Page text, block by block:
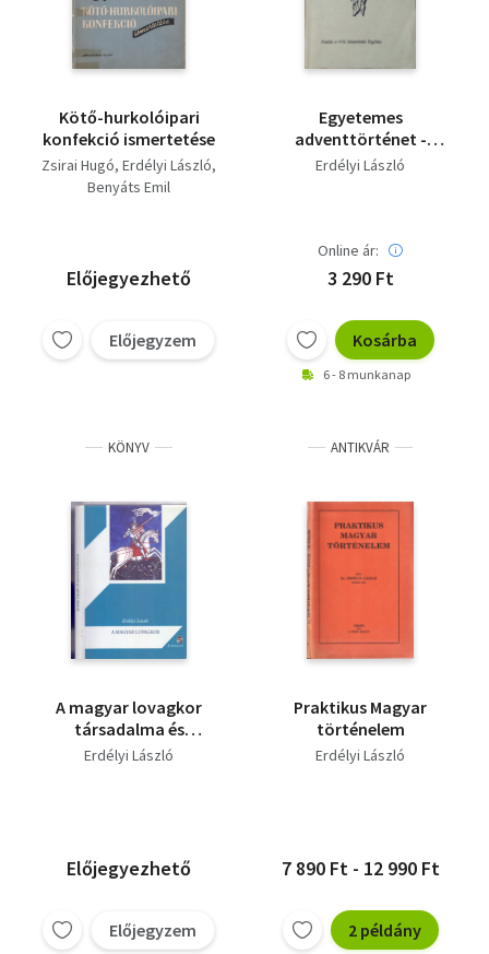
Kötő-hurkolóipari
konfekció ismertetése
Zsirai Hugó Erdélyi László
Benyáts Emil
Előjegyezhető
Előjegyzem
Egyetemes
adventtörténet -
Vázlat
Erdélyi László
Online ár:
3 290 Ft
Kosárba
6 - 8 munkanap
KÖNYV
A magyar lovagkor
társadalma és
művelődése 1205-1526
Erdélyi László
Előjegyezhető
Előjegyzem
ANTIKVÁR
Praktikus Magyar
történelem
Erdélyi László
7 890 Ft - 12 990 Ft
2 példány